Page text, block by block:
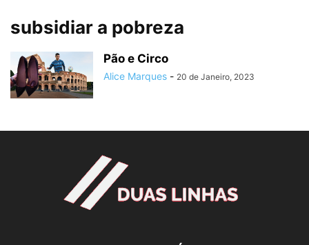
subsidiar a pobreza
Pão e Circo
Alice Marques - 20 de Janeiro, 2023